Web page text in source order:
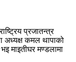
प्रजातन्त्र
अध्यक्ष कमल थापाको
माइतीघर मण्डलामा